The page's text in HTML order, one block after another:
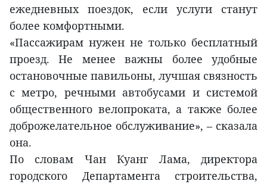
ежедневных поездок, если услуги станут
более комфортными.
«Пассажирам нужен не только бесплатный
проезд. Не менее важны более удобные
остановочные павильоны, лучшая связность
с метро, речными автобусами и системой
общественного велопроката, а также более
доброжелательное обслуживание», – сказала
она.
По словам Чан Куанг Лама, директора
городского Департамента строительства,